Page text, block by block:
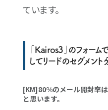
ています。
「Kairos3」のフォー
してリードのセグメン
[KM]80%のメール開封率
と思います。